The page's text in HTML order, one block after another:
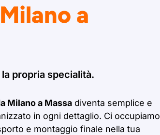
a
propria specialità.
Milano a Massa diventa semplice e
in ogni dettaglio. Ci occupiamo
e montaggio finale nella tua